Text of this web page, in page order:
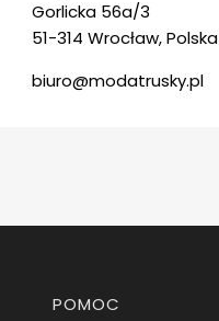
Gorlicka 56a/3
51-314 Wrocław, Polska
biuro@modatrusky.pl
Linki w stopce
POMOC